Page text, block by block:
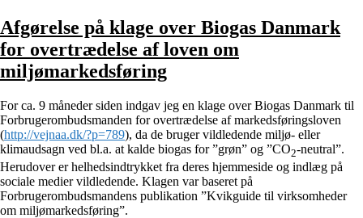
Afgørelse på klage over Biogas Danmark
for overtrædelse af loven om
miljømarkedsføring
For ca. 9 måneder siden indgav jeg en klage over Biogas Danmark til
Forbrugerombudsmanden for overtrædelse af markedsføringsloven
(http://vejnaa.dk/?p=789), da de bruger vildledende miljø- eller
klimaudsagn ved bl.a. at kalde biogas for ”grøn” og ”CO2-neutral”.
Herudover er helhedsindtrykket fra deres hjemmeside og indlæg på
sociale medier vildledende. Klagen var baseret på
Forbrugerombudsmandens publikation ”Kvikguide til virksomheder
om miljømarkedsføring”.